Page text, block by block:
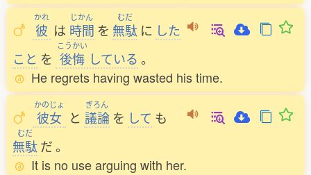
かれ
彼 は
じかん
時間 を
むだ
無駄 に した
こと を
こうかい
後悔 している 。
He regrets having wasted his time.
かのじょ
彼女 と
ぎろん
議論 を して も
むだ
無駄だ。
It is no use arguing with her.